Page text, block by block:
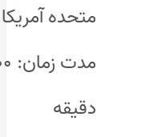
متحده آمریکا
مدت زمان: ۱۰۰
دقیقه